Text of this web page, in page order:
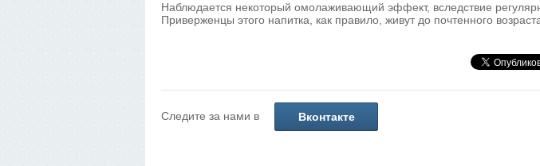
Наблюдается некоторый омолаживающий эффект, вследствие
Приверженцы этого напитка, как правило, живут до почтенного
Следите за нами в Вконтакте